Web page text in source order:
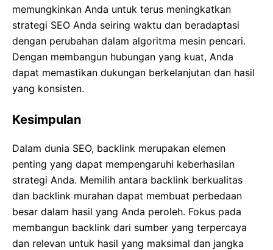
memungkinkan Anda untuk terus meningkatkan
strategi SEO Anda seiring waktu dan beradaptasi
dengan perubahan dalam algoritma mesin pencari.
Dengan membangun hubungan yang kuat, Anda
dapat memastikan dukungan berkelanjutan dan hasil
yang konsisten.
Kesimpulan
Dalam dunia SEO, backlink merupakan elemen
penting yang dapat mempengaruhi keberhasilan
strategi Anda. Memilih antara backlink berkualitas
dan backlink murahan dapat membuat perbedaan
besar dalam hasil yang Anda peroleh. Fokus pada
membangun backlink dari sumber yang terpercaya
dan relevan untuk hasil yang maksimal dan jangka